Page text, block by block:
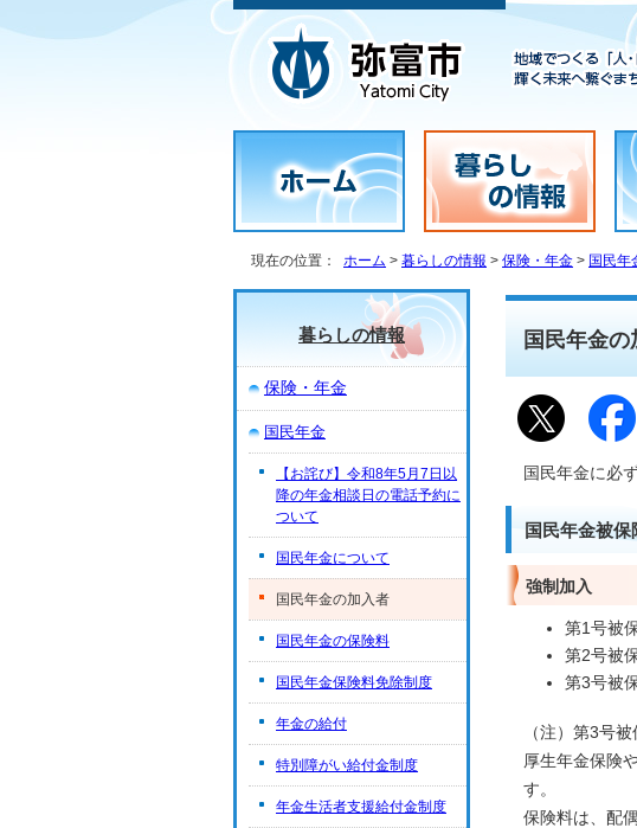
現在の位置： ホーム > 暮らしの情報 > 保険・年金 > 国民年
国民年金の
国民年金に必
国民年金被保
強制加入
第1号被
第2号被
第3号被
（注）第3号
厚生年金保険
す。
保険料は、配
暮らしの情報
保険・年金
国民年金
【お詫び】令和8年5月7日以
降の年金相談日の電話予約に
ついて
国民年金について
国民年金の加入者
国民年金の保険料
国民年金保険料免除制度
年金の給付
特別障がい給付金制度
年金生活者支援給付金制度